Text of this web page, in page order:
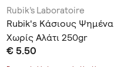
Rubik’s Laboratoire
Rubik's Κάσιους Ψημένα
Χωρίς Αλάτι 250gr
€ 5.50